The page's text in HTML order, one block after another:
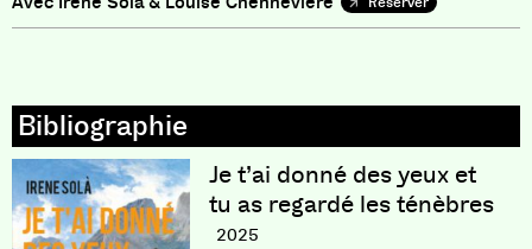
Je t’ai donné des yeux et
tu as regardé les ténèbres
2025